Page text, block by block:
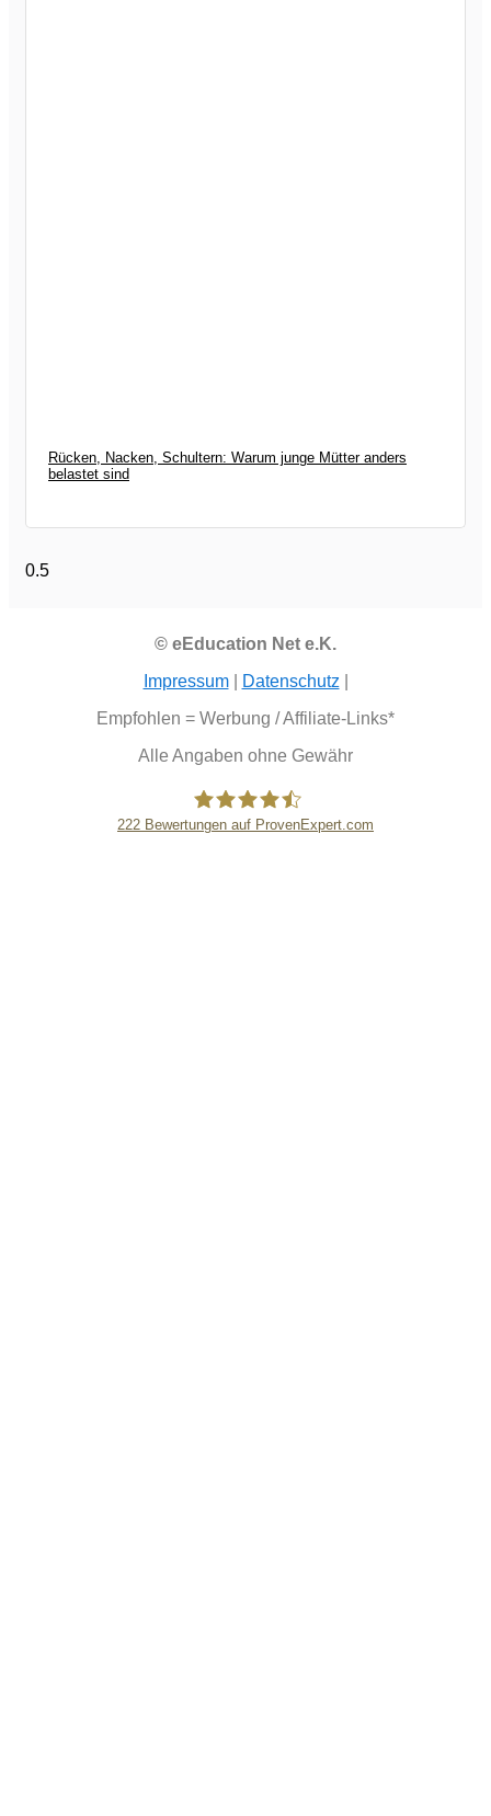
Rücken, Nacken, Schultern: Warum junge Mütter anders
belastet sind
© eEducation Net e.K.
Impressum| Datenschutz|
Empfohlen = Werbung / Affiliate-Links*
Alle Angaben ohne Gewähr
222 Bewertungen auf ProvenExpert.com